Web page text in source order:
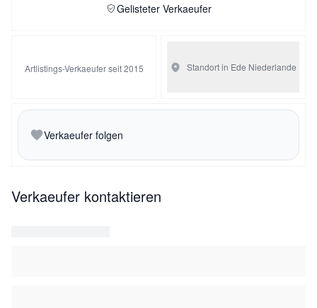
Gelisteter Verkaeufer
Artlistings-Verkaeufer seit 2015 Standort in Ede Niederlande
Verkaeufer folgen
Verkaeufer kontaktieren